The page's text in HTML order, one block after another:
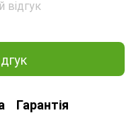
Гарантія